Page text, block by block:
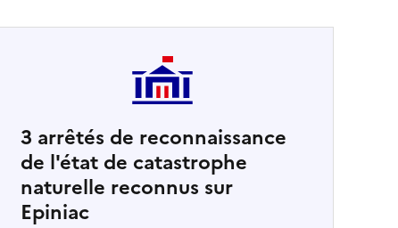
3 arrêtés de reconnaissance
de l'état de catastrophe
naturelle reconnus sur
Epiniac